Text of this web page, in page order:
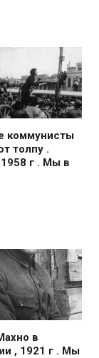
коммунисты
толпу .
г . Мы в
в
, 1921 г . Мы